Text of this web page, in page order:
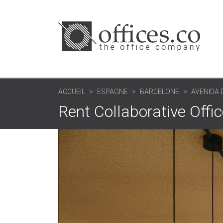
ACCUEIL ESPAGNE BARCELONE AVENIDA
Rent Collaborative